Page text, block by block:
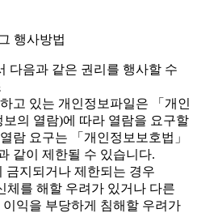
행사방법
다음과 같은 권리를 행사할 수
고 있는 개인정보파일은 「개인
의 열람)에 따라 열람을 요구할
람 요구는 「개인정보보호법」
같이 제한될 수 있습니다.
금지되거나 제한되는 경우
체를 해할 우려가 있거나 다른
익을 부당하게 침해할 우려가